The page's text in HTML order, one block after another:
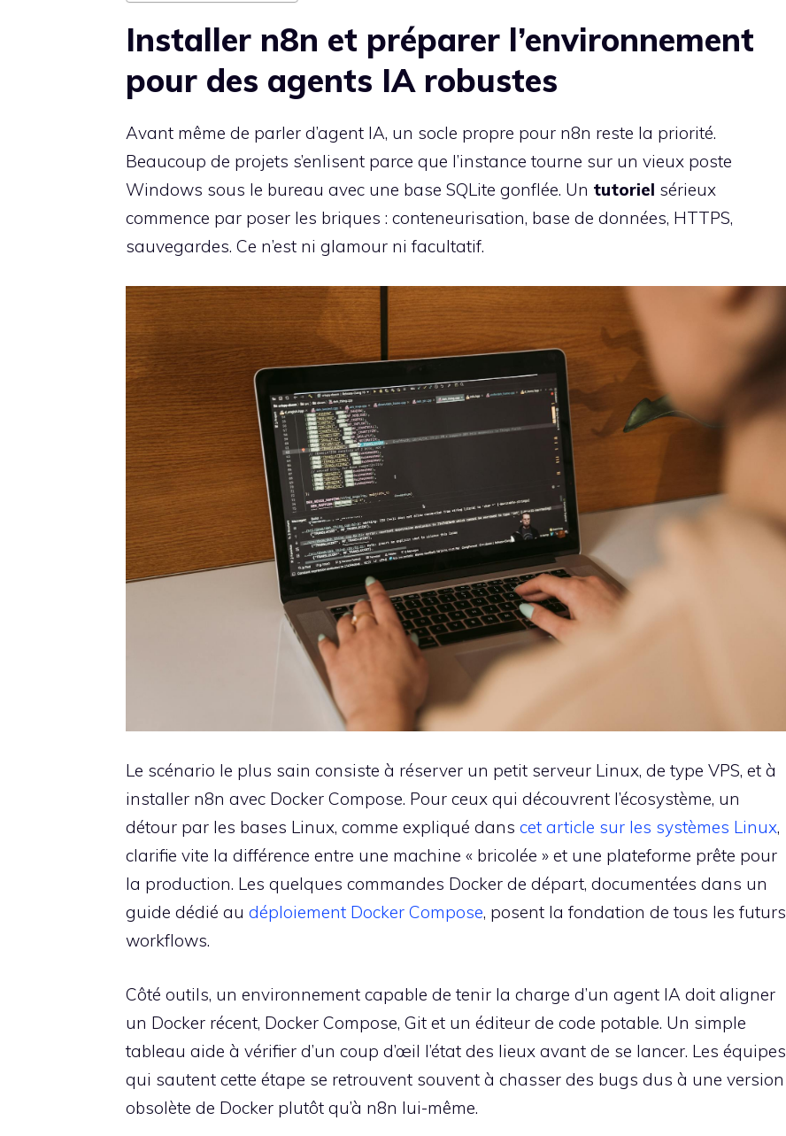
Installer n8n et préparer l’environnement
pour des agents IA robustes
Avant même de parler d’agent IA, un socle propre pour n8n reste la priorité.
Beaucoup de projets s’enlisent parce que l’instance tourne sur un vieux poste
Windows sous le bureau avec une base SQLite gonflée. Un tutoriel sérieux
commence par poser les briques : conteneurisation, base de données, HTTPS,
sauvegardes. Ce n’est ni glamour ni facultatif.
Le scénario le plus sain consiste à réserver un petit serveur Linux, de type VPS, et à
installer n8n avec Docker Compose. Pour ceux qui découvrent l’écosystème, un
détour par les bases Linux, comme expliqué dans cet article sur les systèmes Linux,
clarifie vite la différence entre une machine « bricolée » et une plateforme prête pour
la production. Les quelques commandes Docker de départ, documentées dans un
guide dédié au déploiement Docker Compose, posent la fondation de tous les futurs
workflows.
Côté outils, un environnement capable de tenir la charge d’un agent IA doit aligner
un Docker récent, Docker Compose, Git et un éditeur de code potable. Un simple
tableau aide à vérifier d’un coup d’œil l’état des lieux avant de se lancer. Les équipes
qui sautent cette étape se retrouvent souvent à chasser des bugs dus à une version
obsolète de Docker plutôt qu’à n8n lui-même.